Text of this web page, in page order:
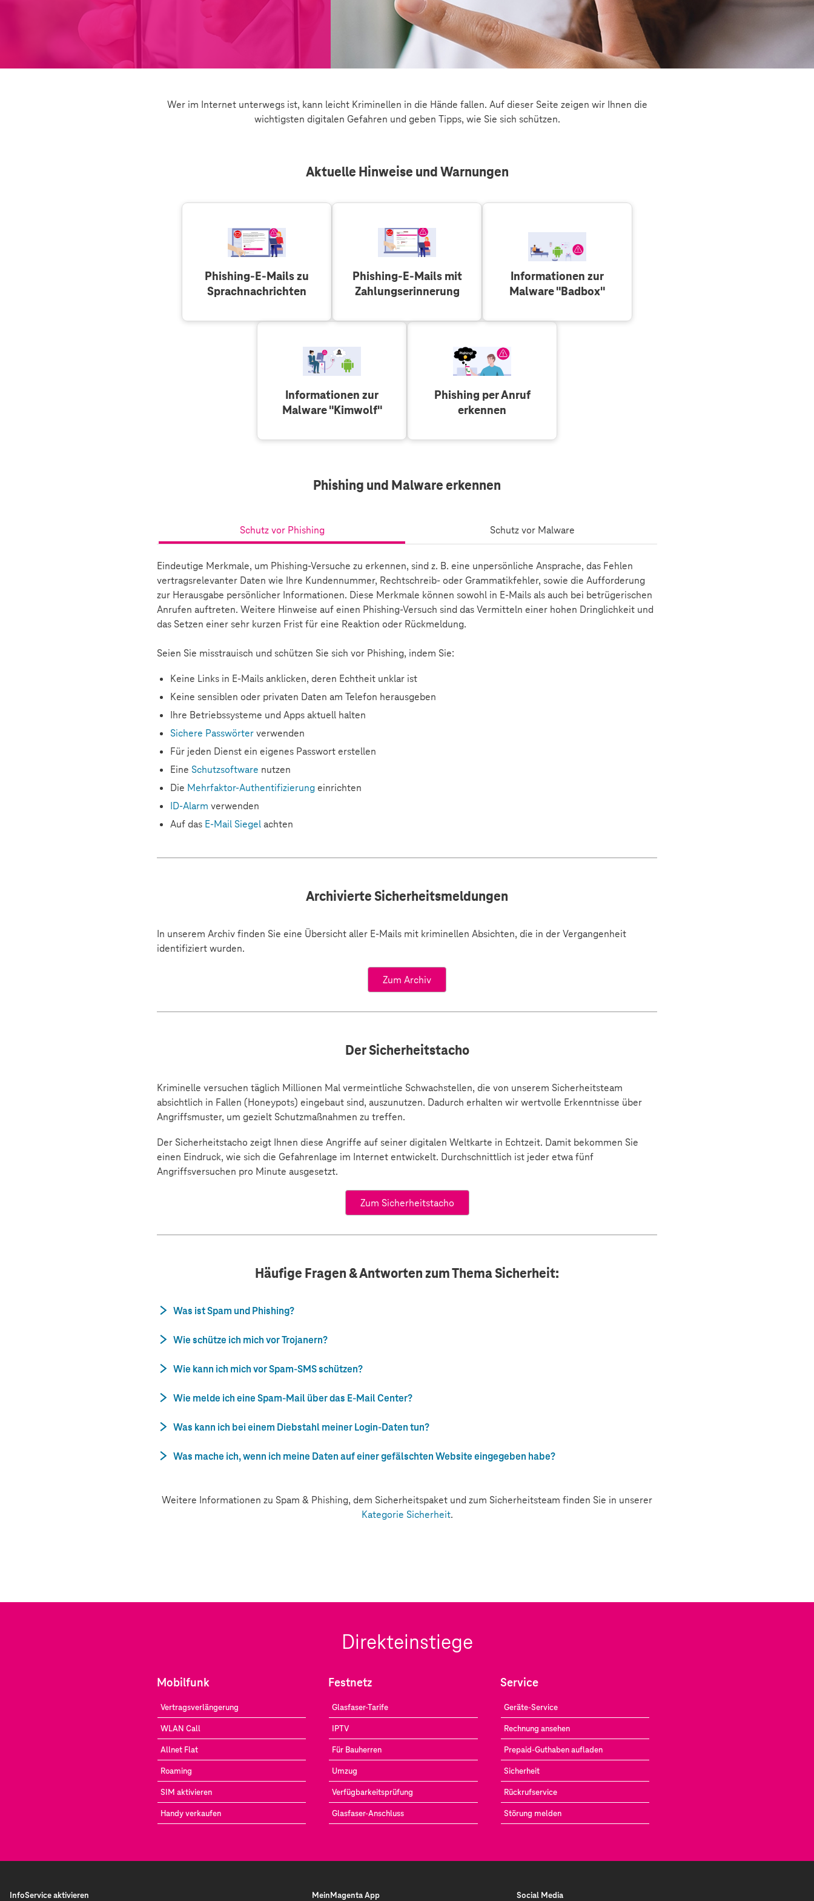
Wer im Internet unterwegs ist, kann leicht Kriminellen in die Hände fallen. Auf dieser Seite zeigen wir Ihnen die
wichtigsten digitalen Gefahren und geben Tipps, wie Sie sich schützen.
Aktuelle Hinweise und Warnungen
Phishing-E-Mails zu
Sprachnachrichten
Phishing-E-Mails mit
Zahlungserinnerung
Informationen zur
Malware "Badbox"
Informationen zur
Malware "Kimwolf"
Phishing per Anruf
erkennen
Phishing und Malware erkennen
Schutz vor Phishing Schutz vor Malware
Eindeutige Merkmale, um Phishing-Versuche zu erkennen, sind z. B. eine unpersönliche Ansprache, das Fehlen
vertragsrelevanter Daten wie Ihre Kundennummer, Rechtschreib- oder Grammatikfehler, sowie die Aufforderung
zur Herausgabe persönlicher Informationen. Diese Merkmale können sowohl in E-Mails als auch bei betrügerischen
Anrufen auftreten. Weitere Hinweise auf einen Phishing-Versuch sind das Vermitteln einer hohen Dringlichkeit und
das Setzen einer sehr kurzen Frist für eine Reaktion oder Rückmeldung.
Seien Sie misstrauisch und schützen Sie sich vor Phishing, indem Sie:
Keine Links in E-Mails anklicken, deren Echtheit unklar ist
Keine sensiblen oder privaten Daten am Telefon herausgeben
Ihre Betriebssysteme und Apps aktuell halten
Sichere Passwörterverwenden
Für jeden Dienst ein eigenes Passwort erstellen
Eine Schutzsoftware nutzen
Die Mehrfaktor-Authentifizierungeinrichten
ID-Alarm verwenden
Auf das E-Mail Siegelachten
Archivierte Sicherheitsmeldungen
In unserem Archiv finden Sie eine Übersicht aller E-Mails mit kriminellen Absichten, die in der Vergangenheit
identifiziert wurden.
Zum Archiv
Der Sicherheitstacho
Kriminelle versuchen täglich Millionen Mal vermeintliche Schwachstellen, die von unserem Sicherheitsteam
absichtlich in Fallen (Honeypots) eingebaut sind, auszunutzen. Dadurch erhalten wir wertvolle Erkenntnisse über
Angriffsmuster, um gezielt Schutzmaßnahmen zu treffen.
Der Sicherheitstacho zeigt Ihnen diese Angriffe auf seiner digitalen Weltkarte in Echtzeit. Damit bekommen Sie
einen Eindruck, wie sich die Gefahrenlage im Internet entwickelt. Durchschnittlich ist jeder etwa fünf
Angriffsversuchen pro Minute ausgesetzt.
Zum Sicherheitstacho
Häufige Fragen & Antworten zum Thema Sicherheit:
Was ist Spam und Phishing?
Wie schütze ich mich vor Trojanern?
Wie kann ich mich vor Spam-SMS schützen?
Wie melde ich eine Spam-Mail über das E-Mail Center?
Was kann ich bei einem Diebstahl meiner Login-Daten tun?
Was mache ich, wenn ich meine Daten auf einer gefälschten Website eingegeben habe?
Weitere Informationen zu Spam & Phishing, dem Sicherheitspaket und zum Sicherheitsteam finden Sie in unserer
Kategorie Sicherheit.
Direkteinstiege
Mobilfunk
Vertragsverlängerung
WLAN Call
Allnet Flat
Roaming
SIM aktivieren
Handy verkaufen
Festnetz
Glasfaser-Tarife
IPTV
Für Bauherren
Umzug
Verfügbarkeitsprüfung
Glasfaser-Anschluss
Service
Geräte-Service
Rechnung ansehen
Prepaid-Guthaben aufladen
Sicherheit
Rückrufservice
Störung melden
InfoService aktivieren MeinMagenta App Social Media